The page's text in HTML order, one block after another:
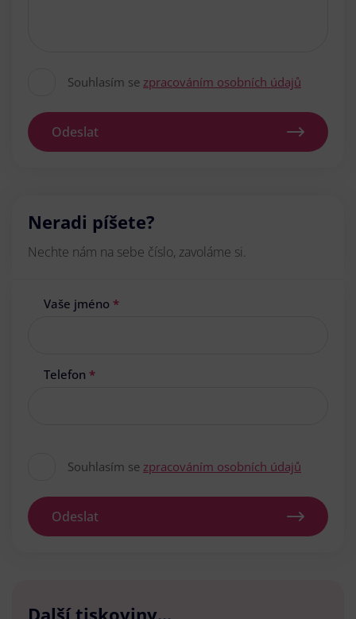
Souhlasím se zpracováním osobních údajů
Odeslat
Neradi píšete?
Nechte nám na sebe číslo, zavoláme si.
Vaše jméno *
Telefon *
Souhlasím se zpracováním osobních údajů
Odeslat